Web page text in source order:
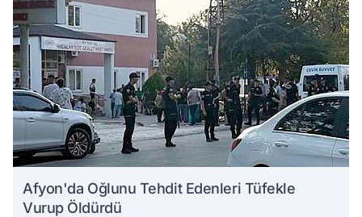
Afyon'da Oğlunu Tehdit Edenleri Tüfekle
Vurup Öldürdü